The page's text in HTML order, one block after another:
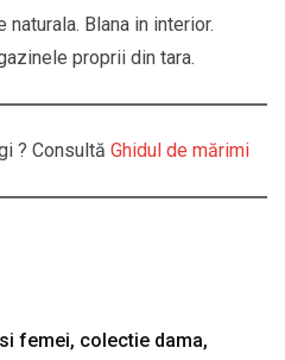
Blana in interior.
proprii din tara.
? Consultă Ghidul de mărimi
femei, colectie dama,